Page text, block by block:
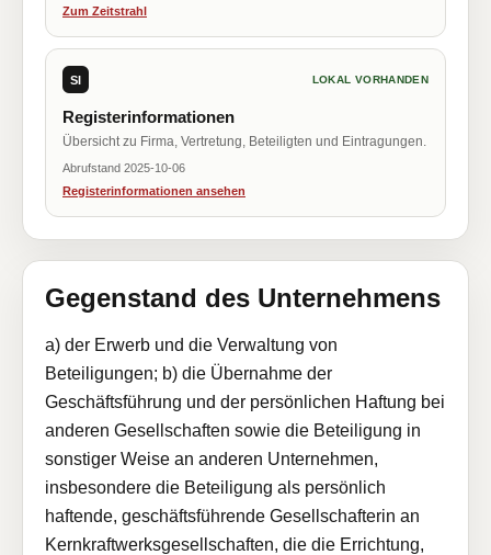
Zum Zeitstrahl
SI LOKAL VORHANDEN
Registerinformationen
Übersicht zu Firma, Vertretung, Beteiligten und Eintragungen.
Abrufstand 2025-10-06
Registerinformationen ansehen
Gegenstand des Unternehmens
a) der Erwerb und die Verwaltung von
Beteiligungen; b) die Übernahme der
Geschäftsführung und der persönlichen Haftung bei
anderen Gesellschaften sowie die Beteiligung in
sonstiger Weise an anderen Unternehmen,
insbesondere die Beteiligung als persönlich
haftende, geschäftsführende Gesellschafterin an
Kernkraftwerksgesellschaften, die die Errichtung,